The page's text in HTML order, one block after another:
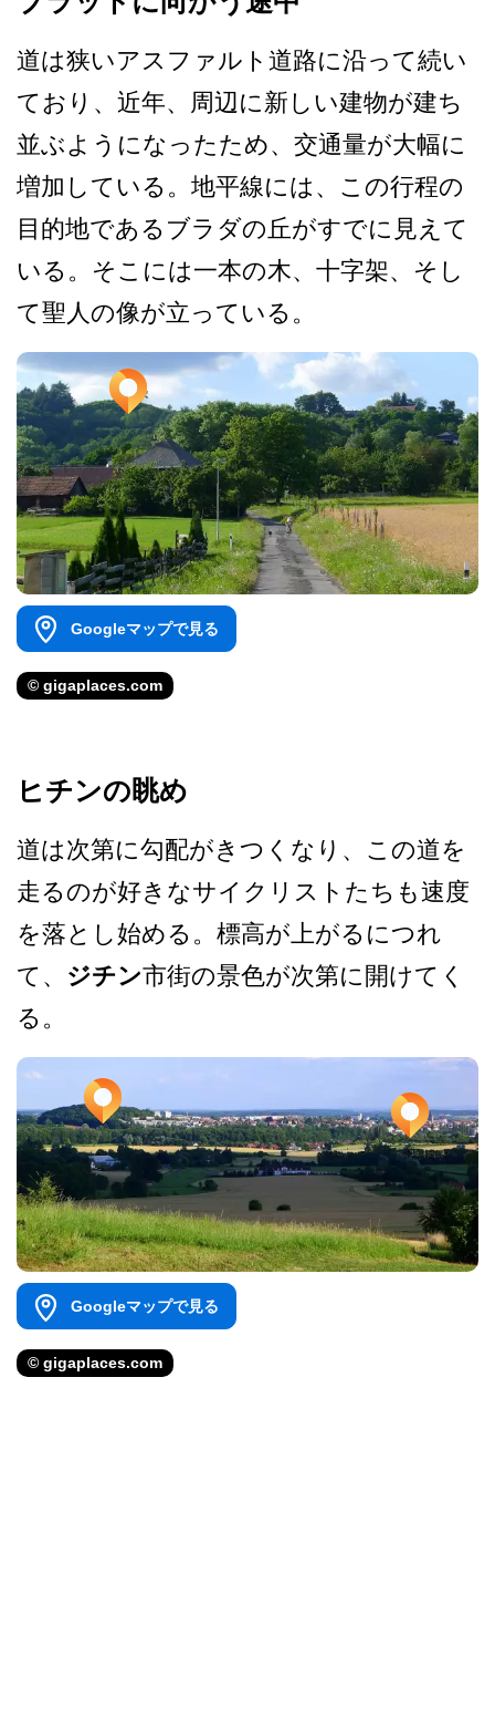
道は狭いアスファルト道路に­沿って続い
ており、近年、周辺に新しい建物が建ち
並­ぶようになったため、交通量が大幅に
増加している。­地平線には、この行程の
目的地であるブラダの丘がす­でに見えて
いる。そこには一本の木、十字架、そし
て­聖人の像が立っている。
Googleマップで見る
© gigaplaces.com
ヒチンの眺め
道は次第に勾配がきつくなり­、この道を
走るのが好きなサイクリストたちも速度
を­落とし始める。標高が上がるにつれ
て、 ジチン市街の­景色が次第に開けてく
る。
Googleマップで見る
© gigaplaces.com